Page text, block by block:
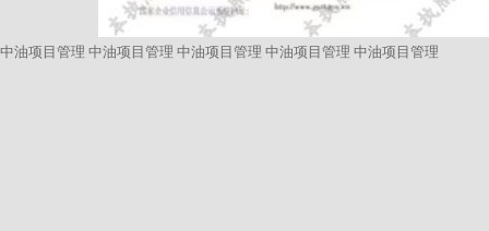
中油项目管理 中油项目管理 中油项目管理 中油项目管理 中油项目管理